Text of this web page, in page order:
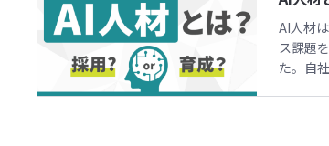
AI人材
ス課題
た。自